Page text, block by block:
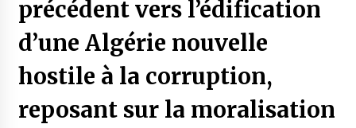
précédent vers l’édification
d’une Algérie nouvelle
hostile à la corruption,
reposant sur la moralisation